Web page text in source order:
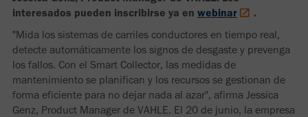
interesados pueden inscribirse ya en webinar
.
"Mida los sistemas de carriles conductores en tiempo real,
detecte automáticamente los signos de desgaste y prevenga
los fallos. Con el Smart Collector, las medidas de
mantenimiento se planifican y los recursos se gestionan de
forma eficiente para no dejar nada al azar", afirma Jessica
Genz, Product Manager de VAHLE. El 20 de junio, la empresa